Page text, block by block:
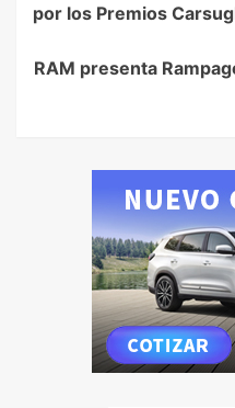
por los Premios
RAM presenta